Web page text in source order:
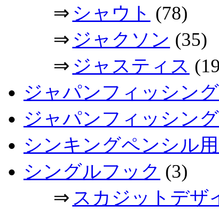
⇒ シャウト (78)
⇒ ジャクソン (35)
⇒ ジャスティス
ジャパンフィッシン
ジャパンフィッシン
シンキングペンシル
シングルフック (3)
⇒ スカジットデザ